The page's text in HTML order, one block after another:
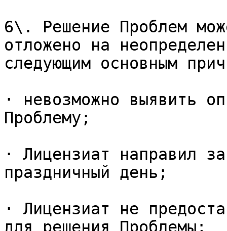
6\. Решение Проблем
отложено на
следующим основным
· невозможно выявить
Проблему;
· Лицензиат направил
праздничный день;
· Лицензиат не
для решения Проблемы;